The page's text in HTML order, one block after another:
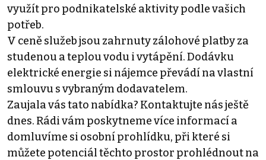
využít pro podnikatelské aktivity podle vašich
potřeb.
V ceně služeb jsou zahrnuty zálohové platby za
studenou a teplou vodu i vytápění. Dodávku
elektrické energie si nájemce převádí na vlastní
smlouvu s vybraným dodavatelem.
Zaujala vás tato nabídka? Kontaktujte nás ještě
dnes. Rádi vám poskytneme více informací a
domluvíme si osobní prohlídku, při které si
můžete potenciál těchto prostor prohlédnout na